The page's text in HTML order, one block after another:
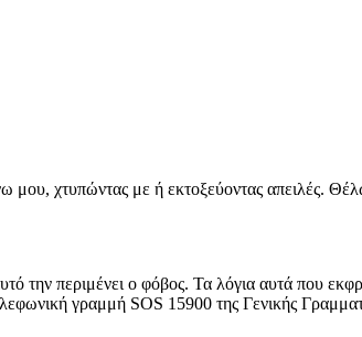
μου, χτυπώντας με ή εκτοξεύοντας απειλές.
την περιμένει ο φόβος. Τα λόγια αυτά που
γραμμή SOS 15900 της Γενικής